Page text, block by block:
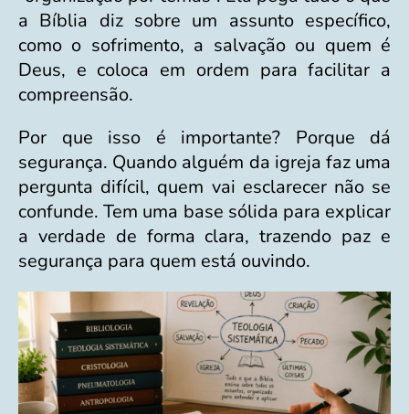
a Bíblia diz sobre um assunto específico,
como o sofrimento, a salvação ou quem é
Deus, e coloca em ordem para facilitar a
compreensão.
Por que isso é importante? Porque dá
segurança. Quando alguém da igreja faz uma
pergunta difícil, quem vai esclarecer não se
confunde. Tem uma base sólida para explicar
a verdade de forma clara, trazendo paz e
segurança para quem está ouvindo.